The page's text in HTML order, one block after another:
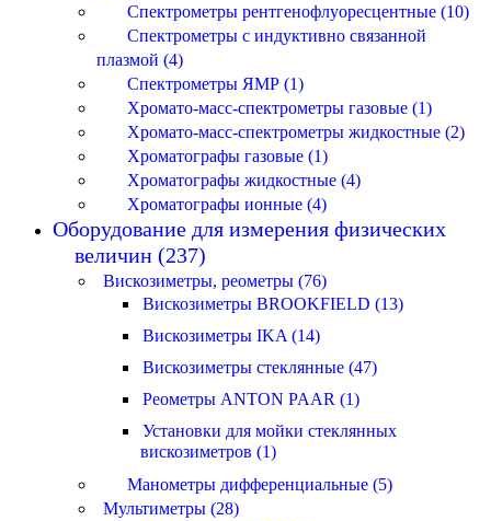
Спектрометры рентгенофлуоресцентные (10)
Спектрометры с индуктивно связанной
плазмой (4)
Спектрометры ЯМР (1)
Хромато-масс-спектрометры газовые (1)
Хромато-масс-спектрометры жидкостные (2)
Хроматографы газовые (1)
Хроматографы жидкостные (4)
Хроматографы ионные (4)
Оборудование для измерения физических
величин (237)
Вискозиметры, реометры (76)
Вискозиметры BROOKFIELD (13)
Вискозиметры IKA (14)
Вискозиметры стеклянные (47)
Реометры ANTON PAAR (1)
Установки для мойки стеклянных
вискозиметров (1)
Манометры дифференциальные (5)
Мультиметры (28)